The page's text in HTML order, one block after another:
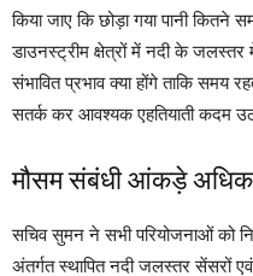
किया जाए कि छोड़ा गया पानी कितने
डाउनस्ट्रीम क्षेत्रों में नदी के जलस्तर
संभावित प्रभाव क्या होंगे ताकि समय
सतर्क कर आवश्यक एहतियाती कदम
मौसम संबंधी आंकड़े
सचिव सुमन ने सभी परियोजनाओं को
अंतर्गत स्थापित नदी जलस्तर सेंसरों